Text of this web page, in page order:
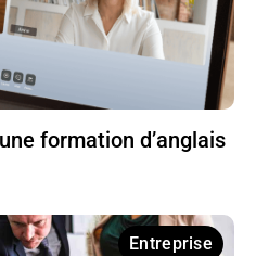
formation d’anglais
Entreprise